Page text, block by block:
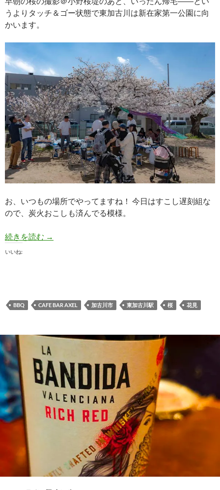
うよりタッチ＆ゴー状態で東加古川は新在家第一公園に向
かいます。
お、いつもの場所でやってますね！ 今日はすこし遅刻組な
ので、炭火おこしも済んでる模様。
続きを読む 【お花見】Cafebar AXEL恒例 花の宴、新在家
→
いいね:
BBQ CAFE BAR AXEL 加古川市 東加古川駅 桜 花見